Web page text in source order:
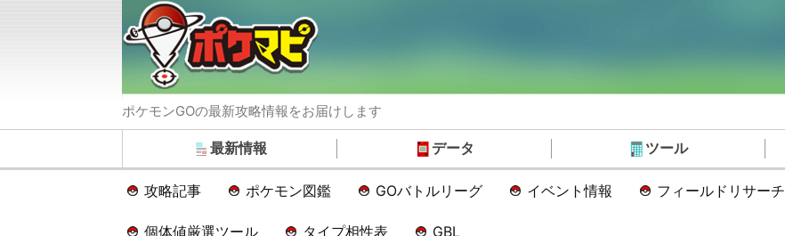
ポケモンGOの最新攻略情報をお届けします
最新情報 データ ツール
攻略記事 ポケモン図鑑 GOバトルリーグ イベント情報 フィールドリサーチ
個体値厳選ツール タイプ相性表 GBL